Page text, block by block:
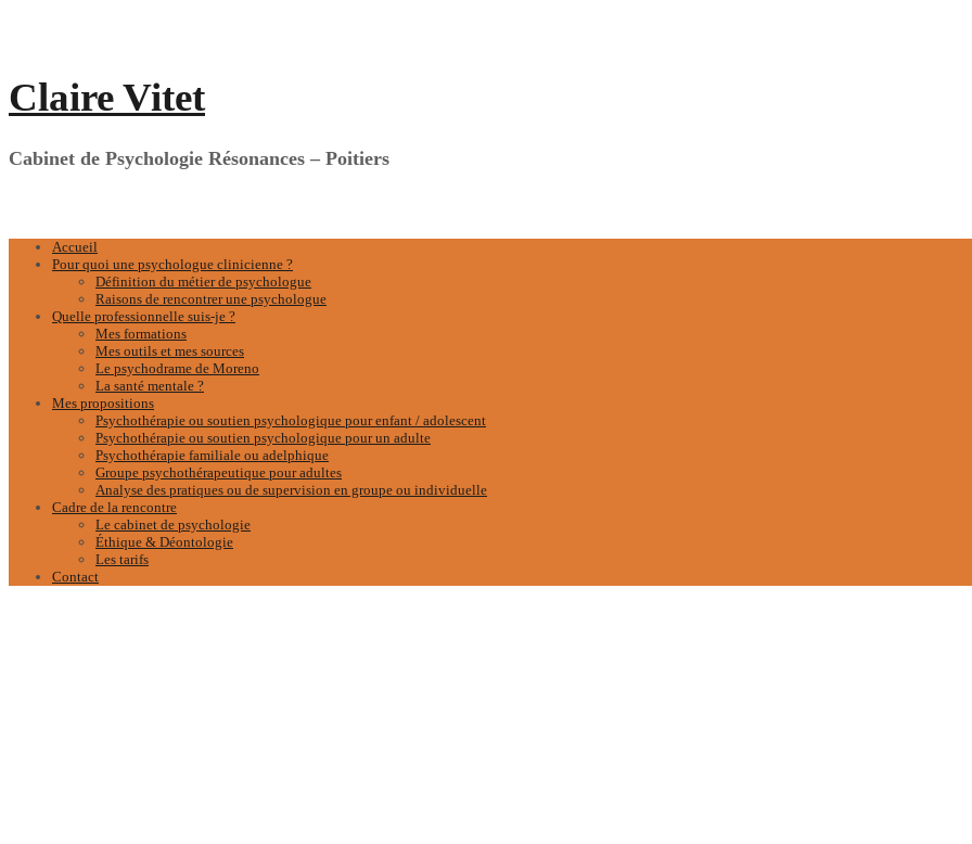
Claire Vitet
Cabinet de Psychologie Résonances – Poitiers
Accueil
Pour quoi une psychologue clinicienne ?
Définition du métier de psychologue
Raisons de rencontrer une psychologue
Quelle professionnelle suis-je ?
Mes formations
Mes outils et mes sources
Le psychodrame de Moreno
La santé mentale ?
Mes propositions
Psychothérapie ou soutien psychologique pour enfant / adolescent
Psychothérapie ou soutien psychologique pour un adulte
Psychothérapie familiale ou adelphique
Groupe psychothérapeutique pour adultes
Analyse des pratiques ou de supervision en groupe ou individuelle
Cadre de la rencontre
Le cabinet de psychologie
Éthique & Déontologie
Les tarifs
Contact